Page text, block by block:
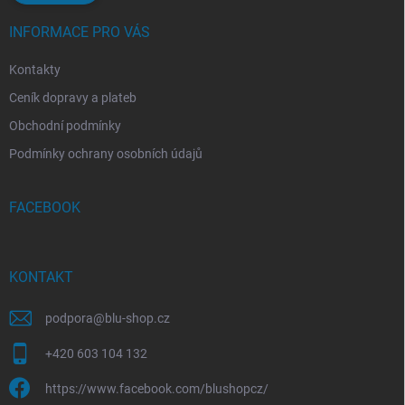
INFORMACE PRO VÁS
Kontakty
Ceník dopravy a plateb
Obchodní podmínky
Podmínky ochrany osobních údajů
FACEBOOK
KONTAKT
podpora@blu-shop.cz
+420 603 104 132
https://www.facebook.com/blushopcz/